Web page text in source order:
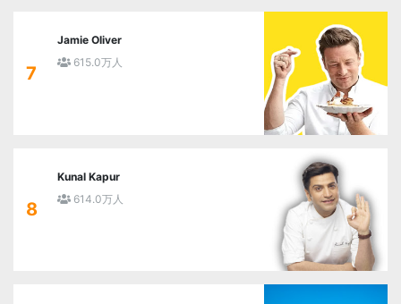
7
Jamie Oliver
615.0万人
8
Kunal Kapur
614.0万人